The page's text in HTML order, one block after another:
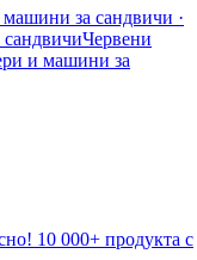
за сандвичи ·
Червени
и машини за
10 000+ продукта с